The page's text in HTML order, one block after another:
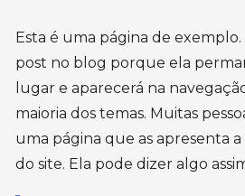
Esta é uma página de
post no blog porque ela
lugar e aparecerá na
maioria dos temas. Muitas
uma página que as apresenta a
do site. Ela pode dizer algo